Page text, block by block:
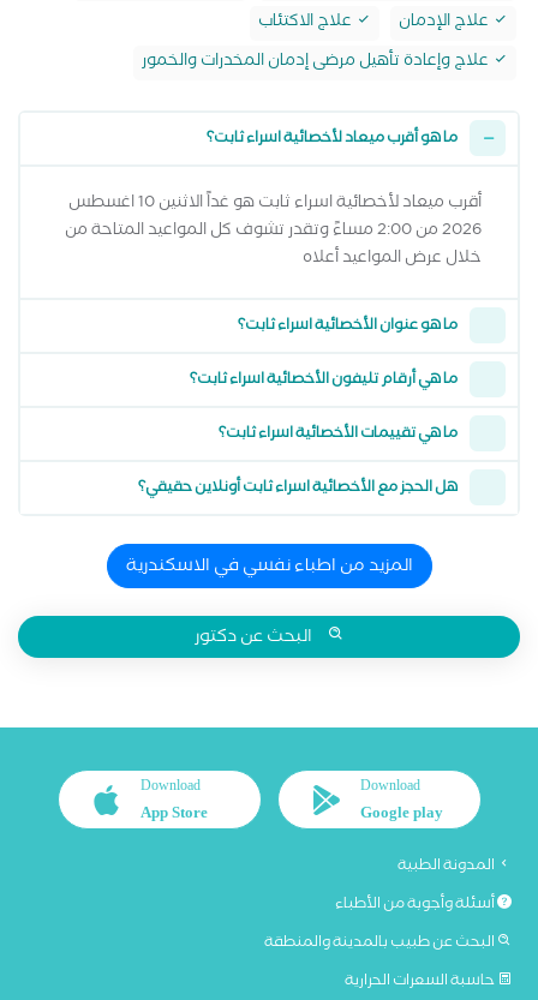
علاج الإدمان
علاج الاكتئاب
علاج وإعادة تأهيل مرضى إدمان المخدرات والخمور
ما هو أقرب ميعاد لأخصائية اسراء ثابت؟
أقرب ميعاد لأخصائية اسراء ثابت هو غداً الاثنين 10 اغسطس
2026 من 2:00 مساءً وتقدر تشوف كل المواعيد المتاحة من
خلال عرض المواعيد أعلاه
ما هو عنوان الأخصائية اسراء ثابت؟
ما هي أرقام تليفون الأخصائية اسراء ثابت؟
ما هي تقييمات الأخصائية اسراء ثابت؟
هل الحجز مع الأخصائية اسراء ثابت أونلاين حقيقي؟
المزيد من اطباء نفسي في الاسكندرية
البحث عن دكتور
Download
Google play
Download
App Store
المدونة الطبية
أسئلة وأجوبة من الأطباء
البحث عن طبيب بالمدينة والمنطقة
حاسبة السعرات الحرارية